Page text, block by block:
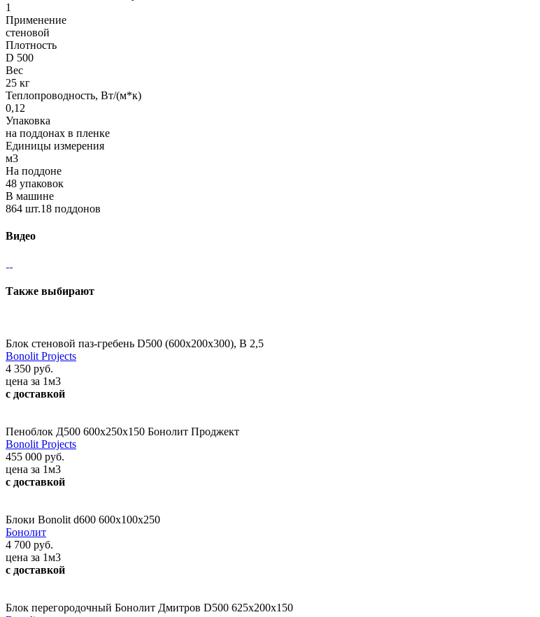
1
Применение
стеновой
Плотность
D 500
Вес
25 кг
Теплопроводность, Вт/(м*к)
0,12
Упаковка
на поддонах в пленке
Единицы измерения
м3
На поддоне
48 упаковок
В машине
864 шт.18 поддонов
Видео
Также выбирают
Блок стеновой паз-гребень D500 (600х200х300), В 2,5
Bonolit Projects
4 350 руб.
цена за 1м3
с доставкой
Пеноблок Д500 600х250х150 Бонолит Проджект
Bonolit Projects
455 000 руб.
цена за 1м3
с доставкой
Блоки Bonolit d600 600x100x250
Бонолит
4 700 руб.
цена за 1м3
с доставкой
Блок перегородочный Бонолит Дмитров D500 625х200х150